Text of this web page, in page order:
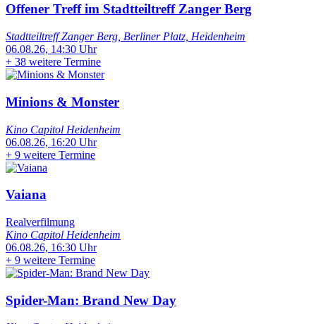
Offener Treff im Stadtteiltreff Zanger Berg
Stadtteiltreff Zanger Berg, Berliner Platz, Heidenheim
06.08.26, 14:30 Uhr
+ 38 weitere Termine
Minions & Monster
Kino Capitol Heidenheim
06.08.26, 16:20 Uhr
+ 9 weitere Termine
Vaiana
Realverfilmung
Kino Capitol Heidenheim
06.08.26, 16:30 Uhr
+ 9 weitere Termine
Spider-Man: Brand New Day